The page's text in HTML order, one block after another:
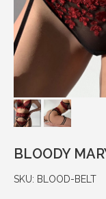
BLOODY
SKU: BLOOD-BELT